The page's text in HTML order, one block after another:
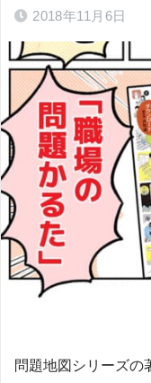
2018年11月6日
問題地図シリーズの